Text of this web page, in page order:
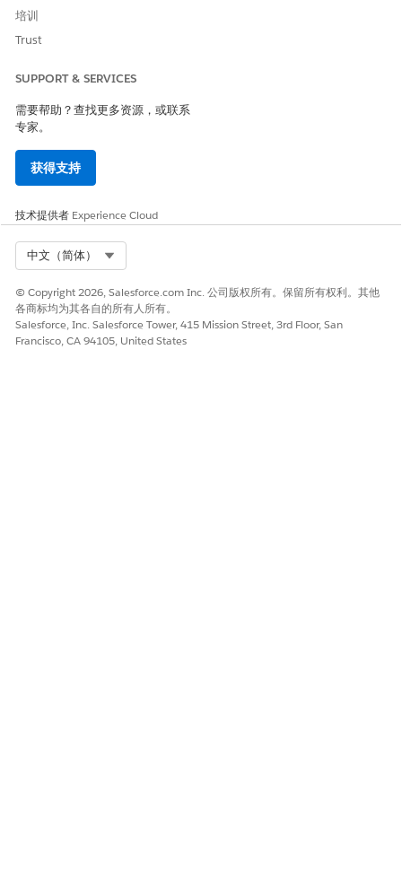
培训
Trust
SUPPORT & SERVICES
需要帮助？查找更多资源，或联系
专家。
获得支持
技术提供者 Experience Cloud
中文（简体）
© Copyright 2026, Salesforce.com Inc. 公司版权所有。保留所有权利。其他
各商标均为其各自的所有人所有。
Salesforce, Inc. Salesforce Tower, 415 Mission Street, 3rd Floor, San
Francisco, CA 94105, United States